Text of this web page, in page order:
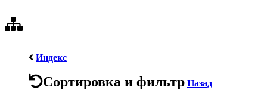
Индекс
Сортировка и фильтр Назад